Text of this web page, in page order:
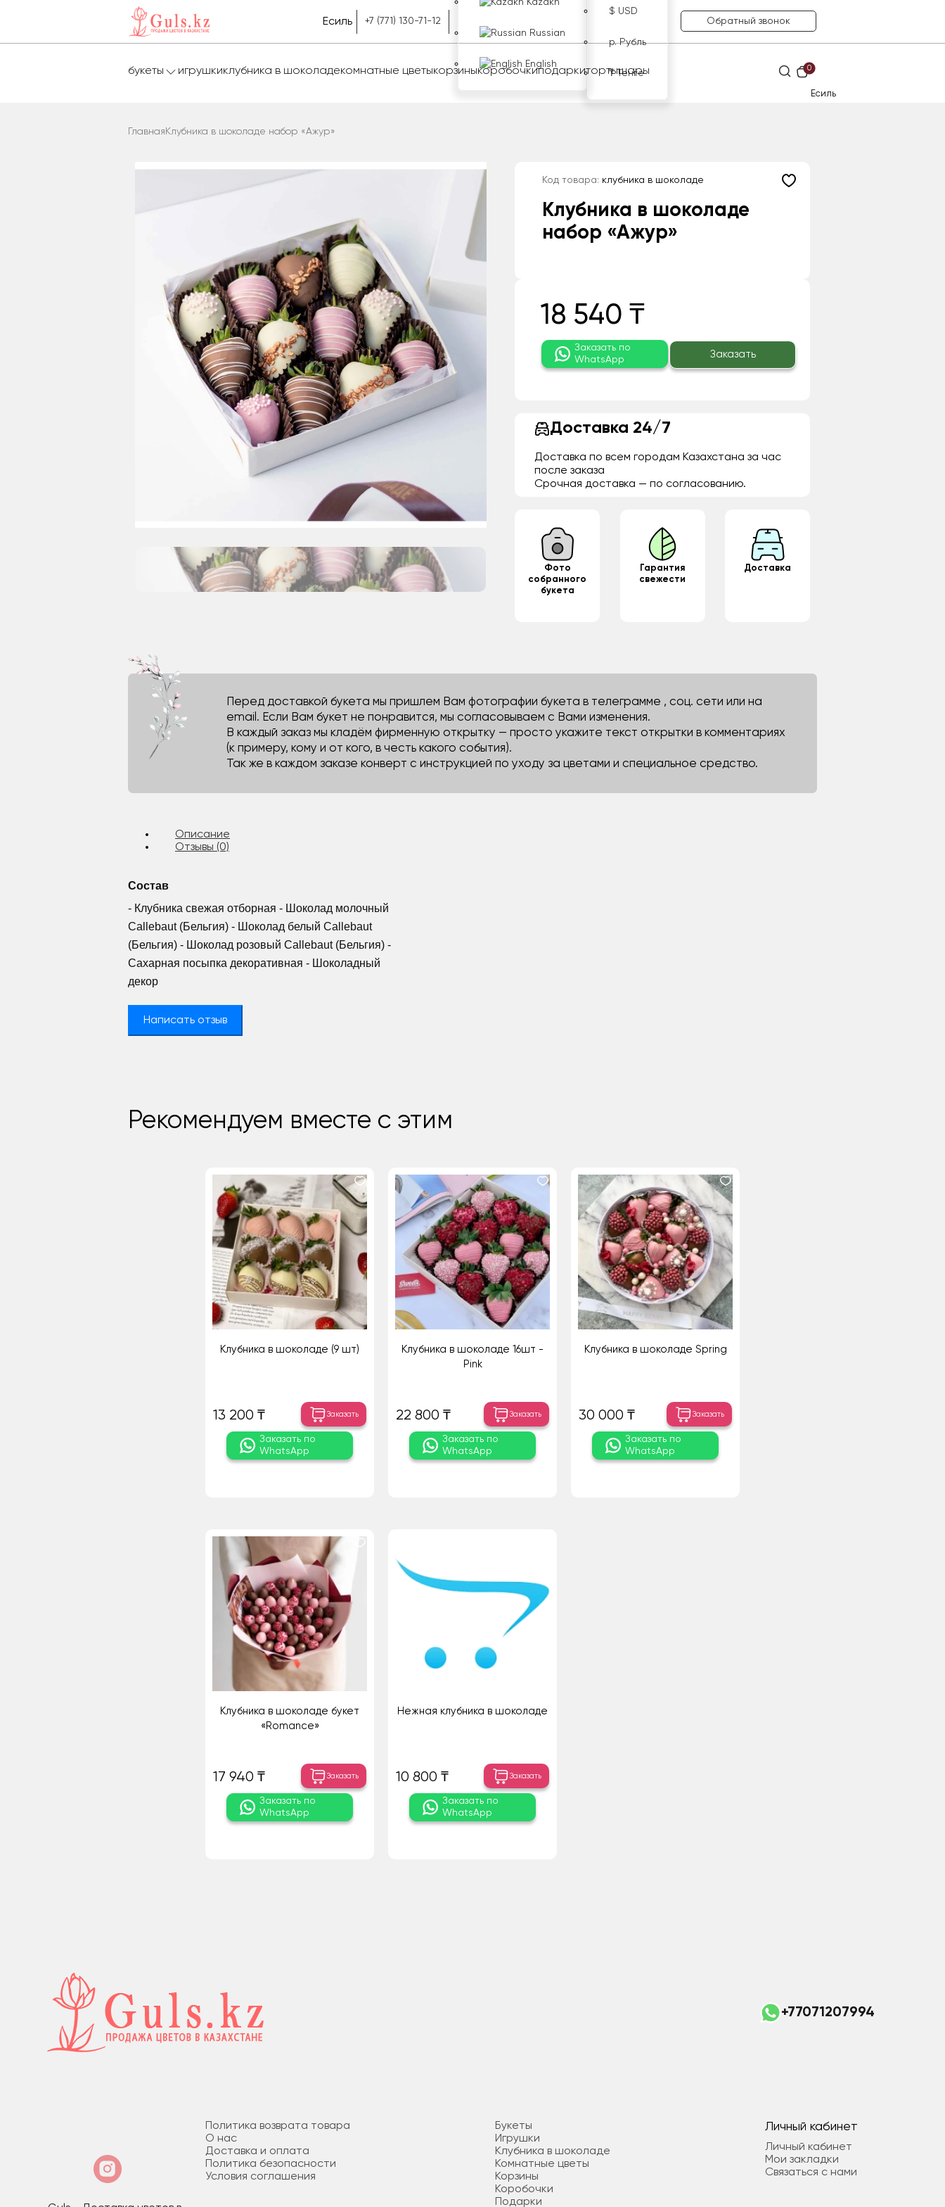
Есиль +7 (771) 130-71-12
Kazakh
Russian
English
$ USD
р. Рубль
₸ Тенге
Обратный звонок
букеты игрушкиклубника в шоколадекомнатные цветыкорзиныкоробочкиподаркитортышары 0
Есиль
Главная Клубника в шоколаде набор «Ажур»
Код товара: клубника в шоколаде
Клубника в шоколаде
набор «Ажур»
18 540 ₸
Заказать по
WhatsApp
Заказать
Доставка 24/7
Доставка по всем городам Казахстана за час
после заказа
Срочная доставка — по согласованию.
Фото
собранного
букета
Гарантия
свежести
Доставка
Перед доставкой букета мы пришлем Вам фотографии букета в телеграмме , соц. сети или на
email. Если Вам букет не понравится, мы согласовываем с Вами изменения.
В каждый заказ мы кладём фирменную открытку — просто укажите текст открытки в комментариях
(к примеру, кому и от кого, в честь какого события).
Так же в каждом заказе конверт с инструкцией по уходу за цветами и специальное средство.
Описание
Отзывы (0)
Состав
- Клубника свежая отборная - Шоколад молочный
Callebaut (Бельгия) - Шоколад белый Callebaut
(Бельгия) - Шоколад розовый Callebaut (Бельгия) -
Сахарная посыпка декоративная - Шоколадный
декор
Написать отзыв
Рекомендуем вместе с этим
Клубника в шоколаде (9 шт)
13 200 ₸ Заказать
Заказать по
WhatsApp
Клубника в шоколаде 16шт -
Pink
22 800 ₸ Заказать
Заказать по
WhatsApp
Клубника в шоколаде Spring
30 000 ₸ Заказать
Заказать по
WhatsApp
Клубника в шоколаде букет
«Romance»
17 940 ₸ Заказать
Заказать по
WhatsApp
Нежная клубника в шоколаде
10 800 ₸ Заказать
Заказать по
WhatsApp
+77071207994
Политика возврата товара
О нас
Доставка и оплата
Политика безопасности
Условия соглашения
Букеты
Игрушки
Клубника в шоколаде
Комнатные цветы
Корзины
Коробочки
Подарки
Личный кабинет
Личный кабинет
Мои закладки
Связаться с нами